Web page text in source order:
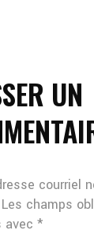
UN
courriel
Les champs
avec *